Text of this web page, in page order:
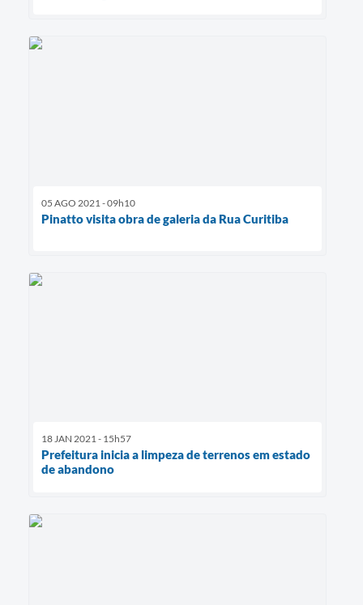
05 AGO 2021 - 09h10
Pinatto visita obra de galeria da Rua Curitiba
18 JAN 2021 - 15h57
Prefeitura inicia a limpeza de terrenos em estado
de abandono